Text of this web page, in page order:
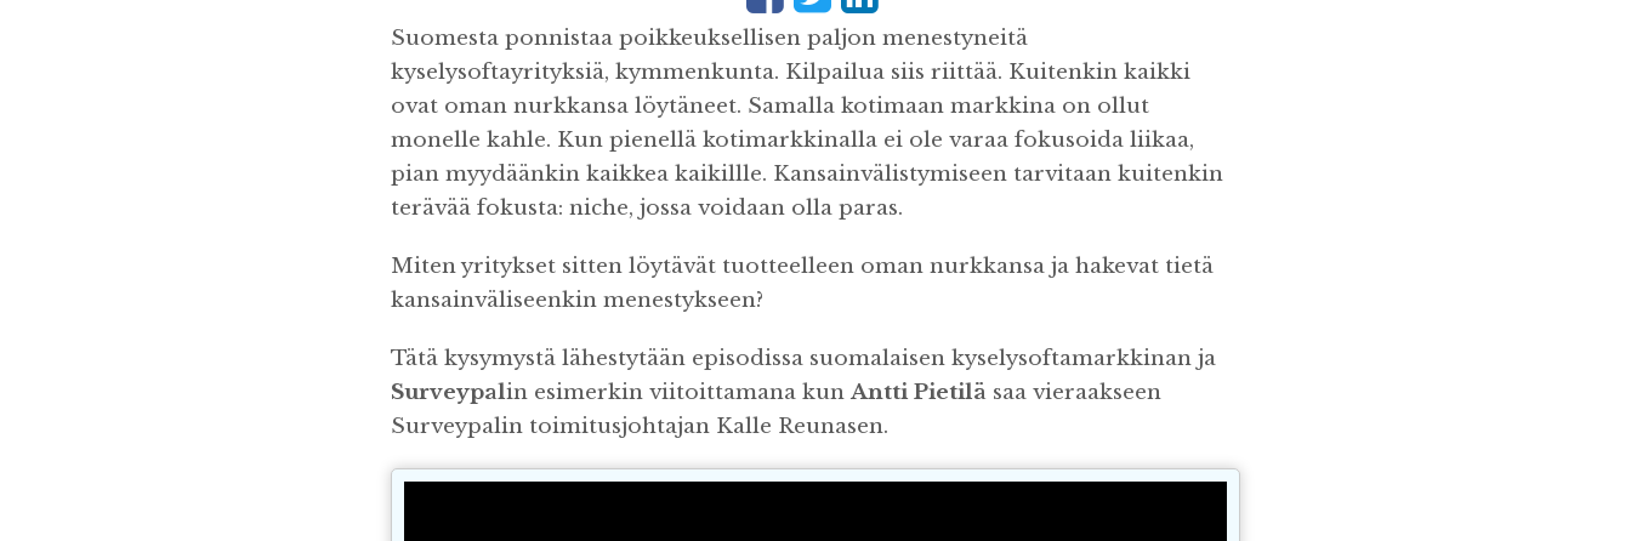
Suomesta ponnistaa poikkeuksellisen paljon menestyneitä
kyselysoftayrityksiä, kymmenkunta. Kilpailua siis riittää. Kuitenkin kaikki
ovat oman nurkkansa löytäneet. Samalla kotimaan markkina on ollut
monelle kahle. Kun pienellä kotimarkkinalla ei ole varaa fokusoida liikaa,
pian myydäänkin kaikkea kaikillle. Kansainvälistymiseen tarvitaan kuitenkin
terävää fokusta: niche, jossa voidaan olla paras.
Miten yritykset sitten löytävät tuotteelleen oman nurkkansa ja hakevat tietä
kansainväliseenkin menestykseen?
Tätä kysymystä lähestytään episodissa suomalaisen kyselysoftamarkkinan ja
Surveypalin esimerkin viitoittamana kun Antti Pietilä saa vieraakseen
Surveypalin toimitusjohtajan Kalle Reunasen.